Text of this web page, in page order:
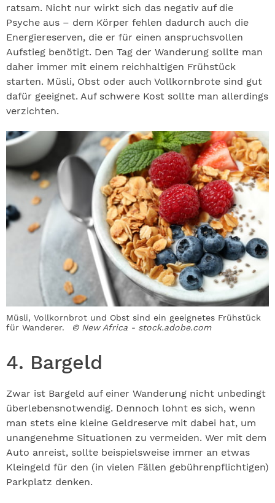
ratsam. Nicht nur wirkt sich das negativ auf die
Psyche aus – dem Körper fehlen dadurch auch die
Energiereserven, die er für einen anspruchsvollen
Aufstieg benötigt. Den Tag der Wanderung sollte man
daher immer mit einem reichhaltigen Frühstück
starten. Müsli, Obst oder auch Vollkornbrote sind gut
dafür geeignet. Auf schwere Kost sollte man allerdings
verzichten.
Müsli, Vollkornbrot und Obst sind ein geeignetes Frühstück
für Wanderer.
© New Africa - stock.adobe.com
4. Bargeld
Zwar ist Bargeld auf einer Wanderung nicht unbedingt
überlebensnotwendig. Dennoch lohnt es sich, wenn
man stets eine kleine Geldreserve mit dabei hat, um
unangenehme Situationen zu vermeiden. Wer mit dem
Auto anreist, sollte beispielsweise immer an etwas
Kleingeld für den (in vielen Fällen gebührenpflichtigen)
Parkplatz denken.